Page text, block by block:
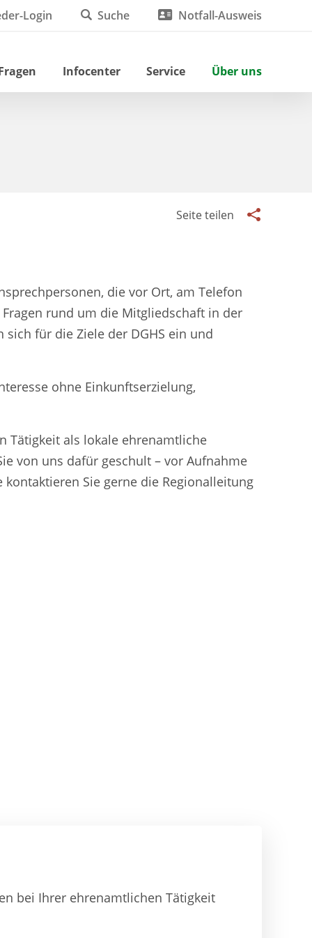
Login Suche Notfall-Ausweis
Infocenter Service Über uns
Seite teilen
die vor Ort, am Telefon
rund um die Mitgliedschaft in der
für die Ziele der DGHS ein und
ohne Einkunftserzielung,
Tätigkeit als lokale ehrenamtliche
von uns dafür geschult – vor Aufnahme
Sie gerne die Regionalleitung
bei Ihrer ehrenamtlichen Tätigkeit